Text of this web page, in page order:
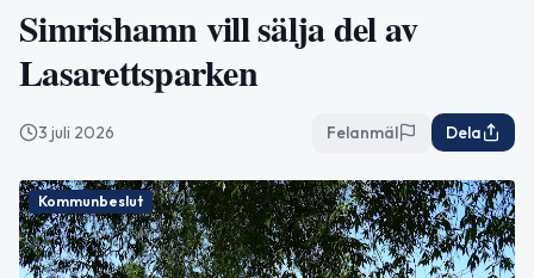
Simrishamn vill sälja del av
Lasarettsparken
3 juli 2026 Felanmäl Dela
Kommunbeslut